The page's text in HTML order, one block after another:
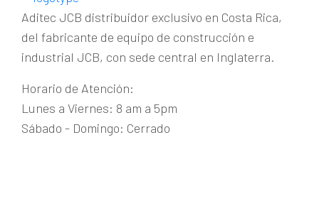
Aditec JCB distribuidor exclusivo en Costa Rica,
del fabricante de equipo de construcción e
industrial JCB, con sede central en Inglaterra.
Horario de Atención:
Lunes a Viernes: 8 am a 5pm
Sábado - Domingo: Cerrado